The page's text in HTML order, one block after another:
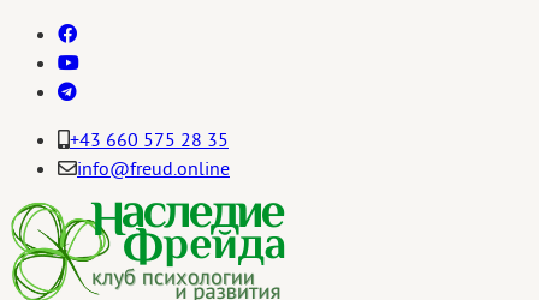
+43 660 575 28 35
info@freud.online